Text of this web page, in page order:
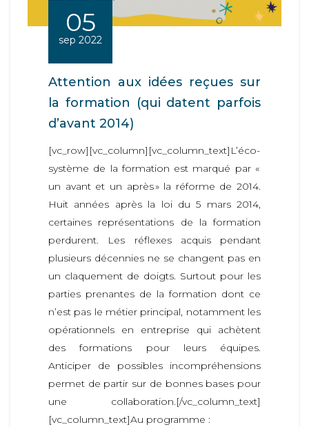
05
sep 2022
Attention aux idées reçues sur
la formation (qui datent parfois
d’avant 2014)
[vc_row][vc_column][vc_column_text]L’éco-
système de la formation est marqué par «
un avant et un après » la réforme de 2014.
Huit années après la loi du 5 mars 2014,
certaines représentations de la formation
perdurent. Les réflexes acquis pendant
plusieurs décennies ne se changent pas en
un claquement de doigts. Surtout pour les
parties prenantes de la formation dont ce
n’est pas le métier principal, notamment les
opérationnels en entreprise qui achètent
des formations pour leurs équipes.
Anticiper de possibles incompréhensions
permet de partir sur de bonnes bases pour
une collaboration.[/vc_column_text]
[vc_column_text]Au programme :